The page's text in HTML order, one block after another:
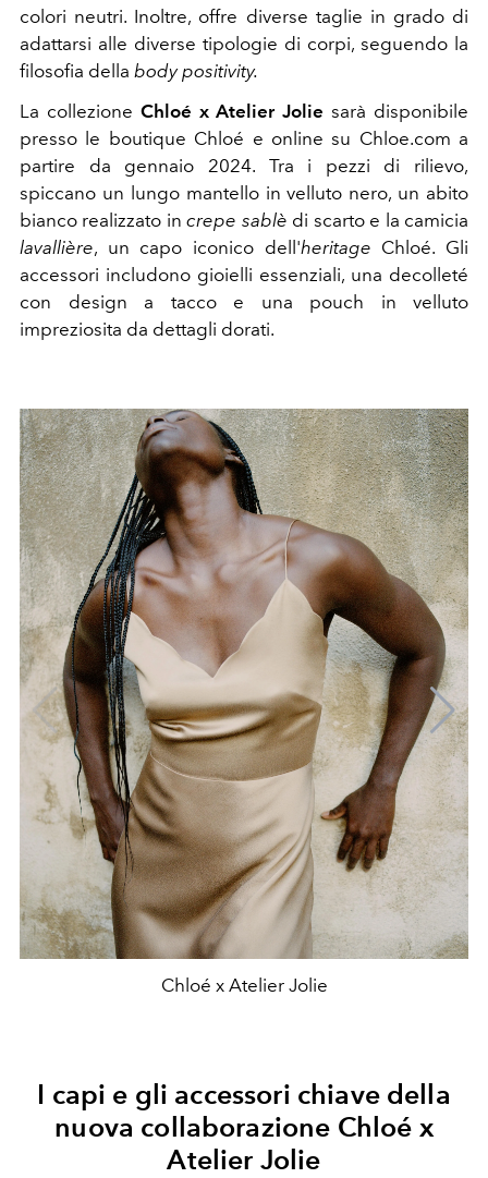
colori neutri. Inoltre, offre diverse taglie in grado di
adattarsi alle diverse tipologie di corpi, seguendo la
filosofia della body positivity.
La collezione Chloé x Atelier Jolie sarà disponibile
presso le boutique Chloé e online su Chloe.com a
partire da gennaio 2024. Tra i pezzi di rilievo,
spiccano un lungo mantello in velluto nero, un abito
bianco realizzato in crepe sablè di scarto e la camicia
lavallière, un capo iconico dell'heritage Chloé. Gli
accessori includono gioielli essenziali, una decolleté
con design a tacco e una pouch in velluto
impreziosita da dettagli dorati.
Chloé x Atelier Jolie
I capi e gli accessori chiave della
nuova collaborazione Chloé x
Atelier Jolie